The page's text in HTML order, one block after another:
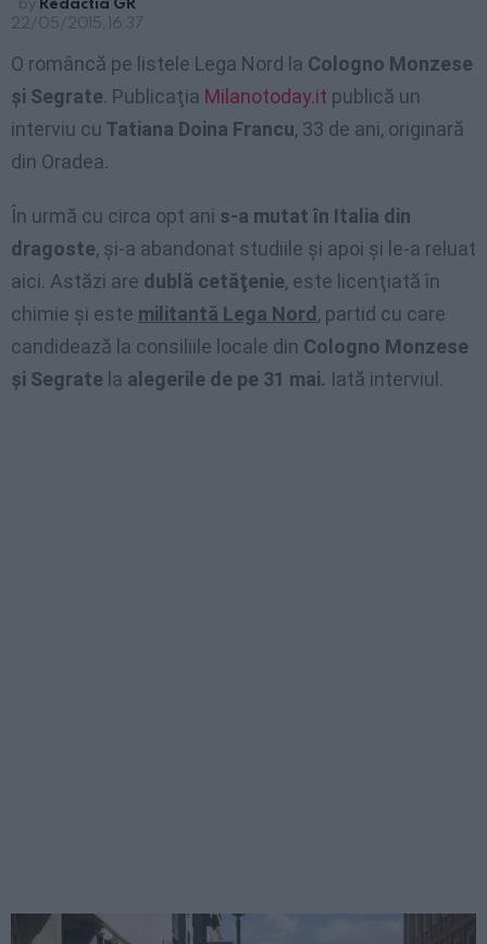
22/05/2015, 16:37
O româncă pe listele Lega Nord la Cologno Monzese
şi Segrate. Publicaţia Milanotoday.it publică un
interviu cu Tatiana Doina Francu, 33 de ani, originară
din Oradea.
În urmă cu circa opt ani s-a mutat în Italia din
dragoste, şi-a abandonat studiile şi apoi şi le-a reluat
aici. Astăzi are dublă cetăţenie, este licenţiată în
chimie şi este militantă Lega Nord , partid cu care
candidează la consiliile locale din Cologno Monzese
şi Segrate la alegerile de pe 31 mai. Iată interviul.